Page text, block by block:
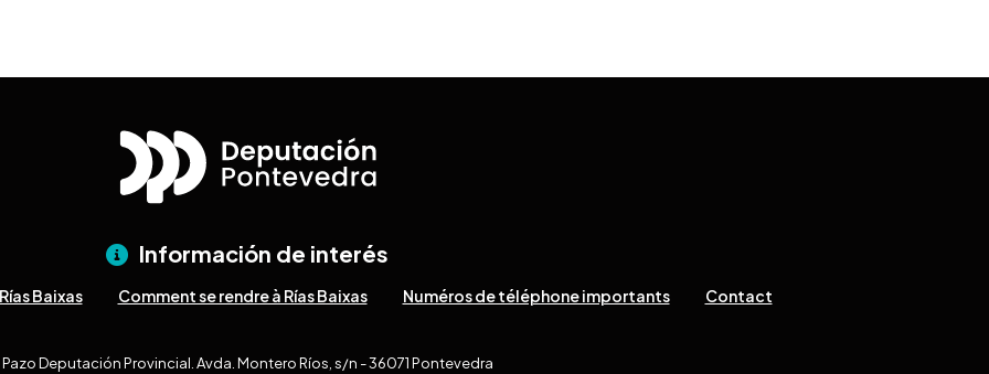
Información de interés
Baixas Comment se rendre à Rías Baixas Numéros de téléphone importants Contact
Pazo Deputación Provincial. Avda. Montero Ríos, s/n - 36071 Pontevedra